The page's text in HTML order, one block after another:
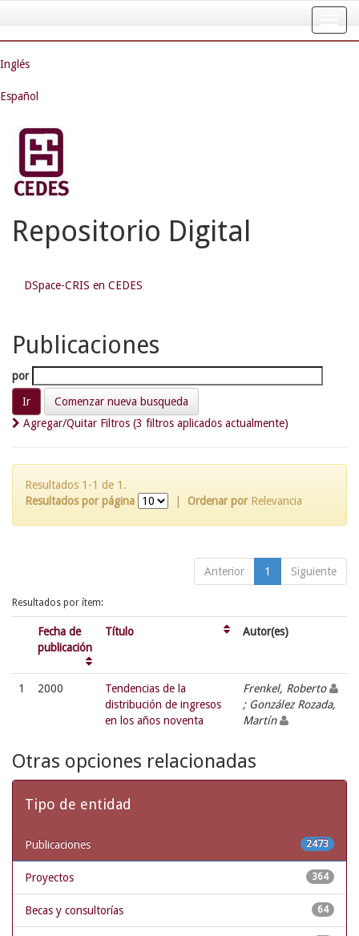
navigation
Inglés
Español
Repositorio Digital
DSpace-CRIS en CEDES
Publicaciones
por
Comenzar nueva busqueda
Agregar/Quitar Filtros (3 filtros aplicados actualmente)
Resultados 1-1 de 1.
Resultados por página
Ordenar por Relevancia
Anterior 1 Siguiente
Resultados por ítem:
Fecha de
publicación
Título Autor(es)
1 2000
Tendencias de la
distribución de ingresos
en los años noventa
Frenkel, Roberto
; González Rozada,
Martín
Otras opciones relacionadas
Tipo de entidad
2473
Publicaciones
364
Proyectos
64
Becas y consultorías